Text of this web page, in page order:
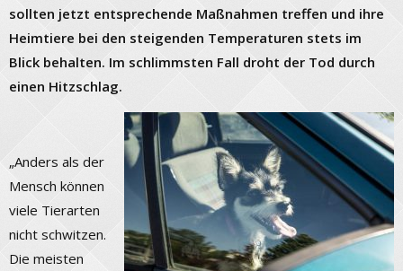
sollten jetzt entsprechende Maßnahmen treffen und ihre
Heimtiere bei den steigenden Temperaturen stets im
Blick behalten. Im schlimmsten Fall droht der Tod durch
einen Hitzschlag.
„Anders als der
Mensch können
viele Tierarten
nicht schwitzen.
Die meisten